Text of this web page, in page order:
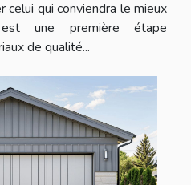
qui conviendra le mieux
une première étape
de qualité...